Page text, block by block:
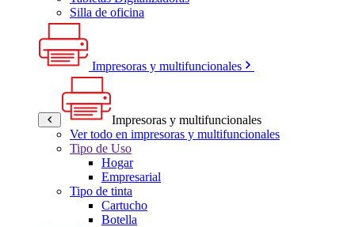
Silla de oficina
Impresoras y multifuncionales
Impresoras y multifuncionales
Ver todo en impresoras y multifuncionales
Tipo de Uso
Hogar
Empresarial
Tipo de tinta
Cartucho
Botella